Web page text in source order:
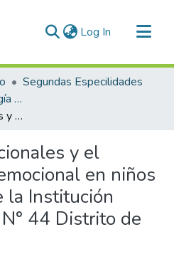
Log In (current)
Segundas Especilidades
Comunicación y Psicología Educativa
Los juegos tradicionales y el desarrollo socioemocional en niños de cinco años de la Institución Educativa Inicial N° 44 Distrito de Putina 2024
y el
en niños
la Institución
44 Distrito de